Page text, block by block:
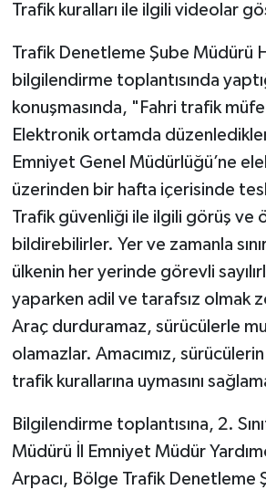
Trafik kuralları ile ilgili videolar
Trafik Denetleme Şube Müdürü
bilgilendirme toplantısında
konuşmasında, "Fahri trafik
Elektronik ortamda
Emniyet Genel Müdürlüğü’ne
üzerinden bir hafta içerisinde
Trafik güvenliği ile ilgili görüş ve
bildirebilirler. Yer ve zamanla
ülkenin her yerinde görevli
yaparken adil ve tarafsız olmak
Araç durduramaz, sürücülerle
olamazlar. Amacımız,
trafik kurallarına uymasını
Bilgilendirme toplantısına, 2.
Müdürü İl Emniyet Müdür
Arpacı, Bölge Trafik Denetleme